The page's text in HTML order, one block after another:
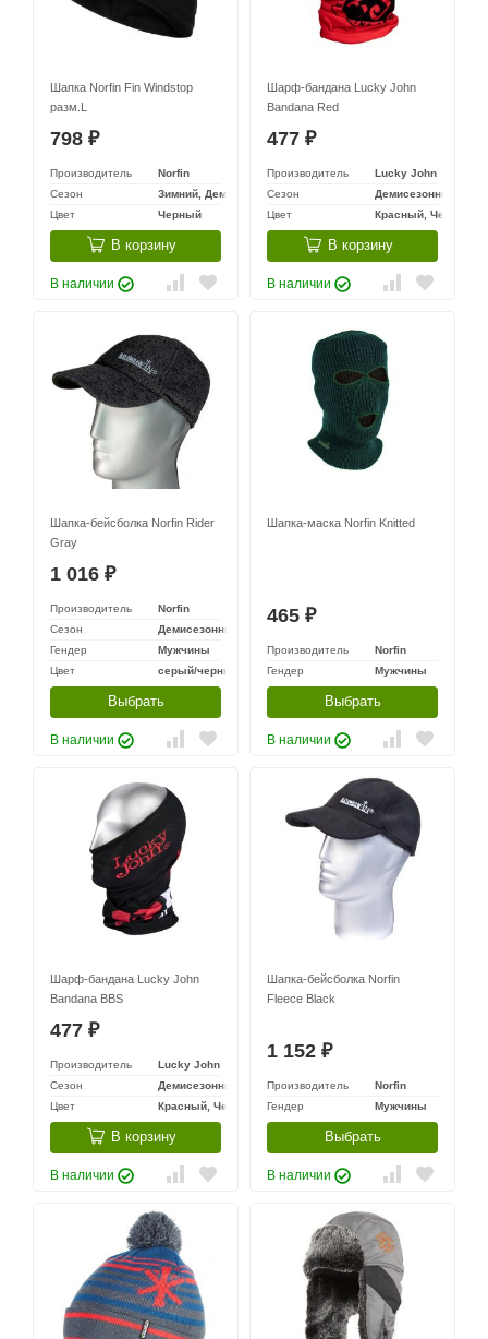
Шапка Norfin Fin Windstop
разм.L
798 ₽
Производитель
Norfin
Сезон
Зимний, Демисезонный
Цвет
Черный
В корзину
В наличии
Шарф-бандана Lucky John
Bandana Red
477 ₽
Производитель
Lucky John
Сезон
Демисезонный
Цвет
Красный, Черный
В корзину
В наличии
Шапка-бейсболка Norfin Rider
Gray
1 016 ₽
Производитель
Norfin
Сезон
Демисезонный
Гендер
Мужчины
Цвет
серый/черный
Выбрать
В наличии
Шапка-маска Norfin Knitted
465 ₽
Производитель
Norfin
Гендер
Мужчины
Выбрать
В наличии
Шарф-бандана Lucky John
Bandana BBS
477 ₽
Производитель
Lucky John
Сезон
Демисезонный
Цвет
Красный, Черный
В корзину
В наличии
Шапка-бейсболка Norfin
Fleece Black
1 152 ₽
Производитель
Norfin
Гендер
Мужчины
Выбрать
В наличии